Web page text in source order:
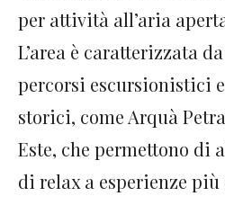
per attività all’aria
L’area è caratterizzata
percorsi escursionistici
storici, come Arquà
Este, che permettono di
di relax a esperienze